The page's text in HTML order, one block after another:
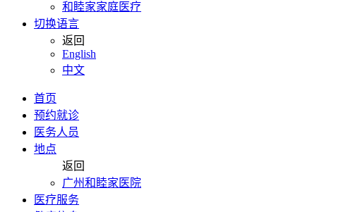
和睦家家庭医疗
切换语言
返回
English
中文
首页
预约就诊
医务人员
地点
返回
广州和睦家医院
医疗服务